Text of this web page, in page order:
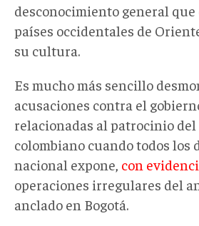
desconocimiento general que
países occidentales de
su cultura.
Es mucho más sencillo
acusaciones contra el
relacionadas al patrocinio
colombiano cuando todos los
nacional expone, con
operaciones irregulares del
anclado en Bogotá.